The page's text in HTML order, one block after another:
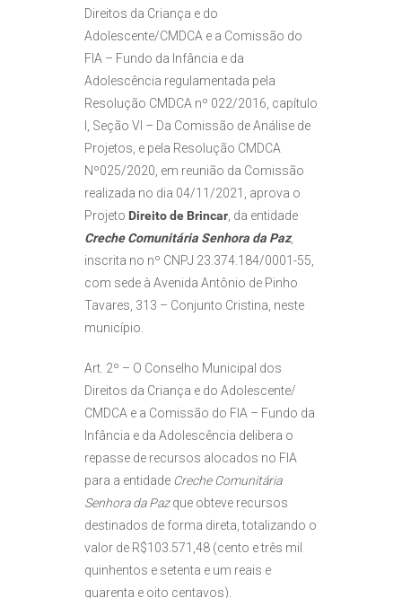
Direitos da Criança e do
Adolescente/CMDCA e a Comissão do
FIA – Fundo da Infância e da
Adolescência regulamentada pela
Resolução CMDCA nº 022/2016, capítulo
I, Seção VI – Da Comissão de Análise de
Projetos, e pela Resolução CMDCA
Nº025/2020, em reunião da Comissão
realizada no dia 04/11/2021, aprova o
Projeto Direito de Brincar , da entidade
Creche Comunitária Senhora da Paz,
inscrita no nº CNPJ 23.374.184/0001-55,
com sede à Avenida Antônio de Pinho
Tavares, 313 – Conjunto Cristina, neste
município.
Art. 2º – O Conselho Municipal dos
Direitos da Criança e do Adolescente/
CMDCA e a Comissão do FIA – Fundo da
Infância e da Adolescência delibera o
repasse de recursos alocados no FIA
para a entidade Creche Comunitária
Senhora da Pazque obteve recursos
destinados de forma direta, totalizando o
valor de R$103.571,48 (cento e três mil
quinhentos e setenta e um reais e
quarenta e oito centavos).